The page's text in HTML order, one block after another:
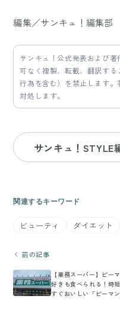
編集／サンキュ！編集部
サンキュ！公式発表および
可なく複製、転載、翻訳す
行為を含む）を禁止します
対処します。
サンキュ！STYLE
関連するキーワード
ビューティ ダイエット
前の記事
【業務スーパー】ピー
好きも食べられる！時
すぐおいしい「ピーマ